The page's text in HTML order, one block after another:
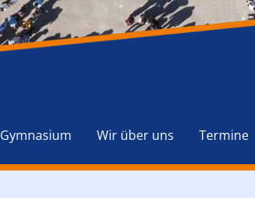
Gymnasium Wir über uns Termine